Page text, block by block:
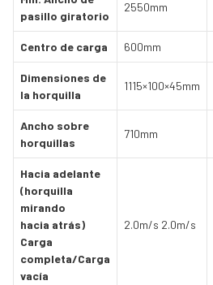
pasillo giratorio
2550mm
Centro de carga 600mm
Dimensiones de
la horquilla
1115×100×45mm
Ancho sobre
horquillas
710mm
Hacia adelante
(horquilla
mirando
hacia atrás)
Carga
completa/Carga
vacía
2.0m/s 2.0m/s